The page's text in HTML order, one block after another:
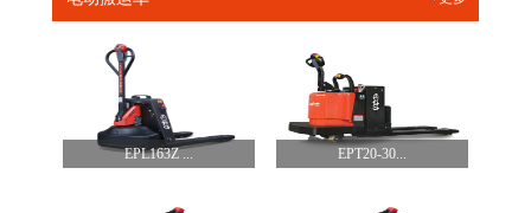
EPL163Z ... EPT20-30...